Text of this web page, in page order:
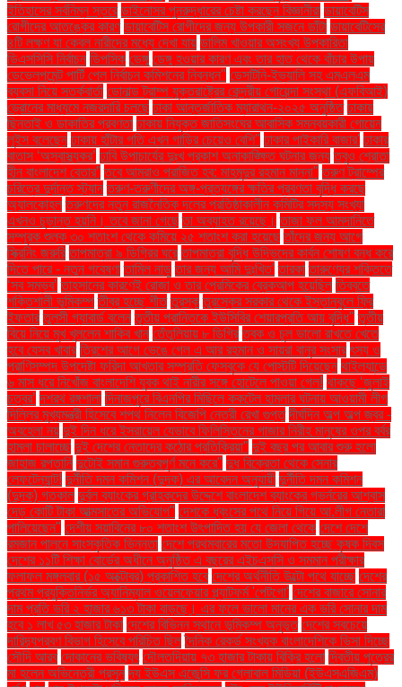
ইতিহাসের সর্বনিম্ন স্তরে ডাইনোসর পুনরুদ্ধারের চেষ্টা করছেন বিজ্ঞানীরা ডায়াবেটিস
রোগীদের আতঙ্কের কারণ ডায়াবেটিস রোগীদের জন্য উপকারী সজনে ডাঁটা ডায়াবেটিসের
৪টি লক্ষণ যা কেবল নারীদের মধ্যে দেখা যায় ডালিম খাওয়ার অসংখ্য উপকারিতা
ডিএসসিসি নির্বাচন ডিপসিক ডেঙ্গু ডেঙ্গু হওয়ার কারণ এবং তার হাত থেকে বাঁচার উপায়
ডেভেলপমেন্ট পার্টি পেল নির্বাচন কমিশনের নিবন্ধন" ডেসটিনি-ইভ্যালি সহ এমএলএম
ব্যবসা নিয়ে সতর্কবার্তা ডোনাল্ড ট্রাম্প যুক্তরাষ্ট্রের কেন্দ্রীয় গোয়েন্দা সংস্থা (এফবিআই)
ড্রোনের মাধ্যমে নজরদারি চলছে ঢাকা আন্তর্জাতিক ম্যারাথন-২০২৫ অনুষ্ঠিত ঢাকায়
ছিনতাই ও ডাকাতির প্রবণতা ঢাকায় নিযুক্ত জাতিসংঘের আবাসিক সমন্বয়কারী গোয়েন
লুইস বলেছেন ঢাকায় হাঁটার গতি এখন গাড়ির চেয়েও বেশি'' ঢাকার পাইকারি বাজার' ঢাকার
বাতাস ‘অস্বাস্থ্যকর’ ঢাবি উপাচার্যের দুঃখ প্রকাশ অনাকাঙ্ক্ষিত ঘটনার জন্য তবুও শ্রোতা
হীন বাংলাদেশ বেতার” তবে আমরাও পরাজিত হব: মাহমুদুর রহমান মান্না" তরুণ ট্রাম্পের
চরিত্রে দুর্দান্ত স্ট্যান তরুণ-তরুণীদের অঙ্গ-প্রত্যঙ্গের ক্ষতির প্রবণতা বৃদ্ধি করছে
অ্যালকোহল তরুণদের নতুন রাজনৈতিক দলের প্রতিষ্ঠাকালীন কমিটির সদস্য সংখ্যা
এখনও চূড়ান্ত হয়নি। তবে জানা গেছে তা অব্যাহত রয়েছে। তাজা ফল আমদানিতে
সম্পূরক শুল্ক ৩০ শতাংশ থেকে কমিয়ে ২৫ শতাংশ করা হয়েছে তাঁদের জন্য আগে
স্ক্রিনিং জরুরি তাপমাত্রা ৯ ডিগ্রির ঘরে তাপমাত্রা বৃদ্ধি উদ্ভিদের কার্বন শোষণ বন্ধ করে
দিতে পারে - নতুন গবেষণা তামিল নাড়ু তার জন্য আমি দুঃখিত' তারকা তারুণ্যের শক্তিতে
‘সব সম্ভব’ তাহসানের কারণেই রোজা ও তার প্রেমিকের ব্রেকআপ হয়েছিল তিব্বতে
শক্তিশালী ভূমিকম্প তীব্র হচ্ছে শীত তুরস্ক তুরস্কের সরকার থেকে ইস্তানবুলে ফ্রি
ইফতার তুলসী গ্যাবার্ড বলেন তৃতীয় প্রান্তিকে ইউসিবির শেয়ারপ্রতি আয় বৃদ্ধি" তৃতীয়
বিয়ে নিয়ে মুখ খুললেন শাকিব খান তেঁতুলিয়ায় ৮ ডিগ্রি ত্বক ও চুল ভালো রাখতে খেতে
হবে যেসব খাবার ত্রিশের আগে ভেঙে গেল এ আর রহমান ও সায়রা বানুর সংসার ৎস্য ও
প্রাণিসম্পদ উপদেষ্টা ফরিদা আখতার সম্প্রতি ফেসবুকে যে পোস্টটি দিয়েছেন থাইল্যান্ডে
৬ মাস ধরে নিখোঁজ বাংলাদেশি যুবক থাই নারীর সঙ্গে হোটেলে পাওয়া গেল! থাকছে ‘জুলাই
চত্বর’ দশরথ রঙ্গশালা দিনাজপুরে বিএনপির মিছিলে ককটেল হামলার ঘটনায় আওয়ামী লীগ
দিল্লির মুখ্যমন্ত্রী হিসেবে শপথ নিলেন বিজেপি নেত্রী রেখা গুপ্ত দীর্ঘদিন অল্প অল্প জ্বর -
অবহেলা নয় দুই দিন ধরে ইসরায়েল যেভাবে ফিলিস্তিনের গাজার নিরীহ মানুষের ওপর বর্বর
হামলা চালাচ্ছে দুই দেশের নেতাদের কঠোর প্রতিক্রিয়া" দুই বছর পর আবার শুরু হলো
জাহাজ রপ্তানি দুটোই সমান গুরুত্বপূর্ণ মনে করে" দুধ বিক্রেতা থেকে সেনার
লেফটেন্যান্ট! দুর্নীতি দমন কমিশন (দুদক) এর আবেদন অনুযায়ী দুর্নীতি দমন কমিশন
(দুদক) গতকাল দুর্বল ব্যাংকের গ্রাহকদের উদ্দেশে বাংলাদেশ ব্যাংকের গভর্নরের আশ্বাস
দেড় কোটি টাকা আত্মসাতের অভিযোগ" দেশকে ধ্বংসের পথে নিয়ে গিয়ে আ.লীগ নেতারা
পালিয়েছেন" দেশীয় সয়াবিনের ৮০ শতাংশ উৎপাদিত হয় যে জেলা থেকে দেশে দেশে
রমজান পালনে সাংস্কৃতিক ভিন্নতা দেশে প্রথমবারের মতো উদযাপিত হচ্ছে কৃষক দিবস
দেশের ১১টি শিক্ষা বোর্ডের অধীনে অনুষ্ঠিত এ বছরের এইচএসসি ও সমমান পরীক্ষার
ফলাফল মঙ্গলবার (১৫ অক্টোবর) প্রকাশিত হবে দেশের অর্থনীতি উল্টো পথে যাচ্ছে দেশের
প্রথম প্রযুক্তিনির্ভর অ্যানিম্যাল ওয়েলফেয়ার প্ল্যাটফর্ম 'পেটগো' দেশের বাজারে সোনার
দাম প্রতি ভরি ২ হাজার ৬১৩ টাকা বাড়ছে। এর ফলে ভালো মানের এক ভরি সোনার দাম
হবে ১ লাখ ৫৩ হাজার টাকা দেশের বিভিন্ন স্থানে ভূমিকম্প অনুভূত দেশের সবচেয়ে
দারিদ্র্যপ্রবণ বিভাগ হিসেবে পরিচিত ছিল দৈনিক রেকর্ড সংখ্যক বাংলাদেশিকে ভিসা দিচ্ছে
সৌদি আরব দোকানের ভবিষ্যৎ দৌলতদিয়ায় ৭৩ হাজার টাকায় বিক্রি হলো দ্বিতীয় পুত্রের
মা হলেন অভিনেত্রী প্রসূন দ্য ইউএস এজেন্সি ফর গ্লোবাল মিডিয়া (ইউএসএজিএম)